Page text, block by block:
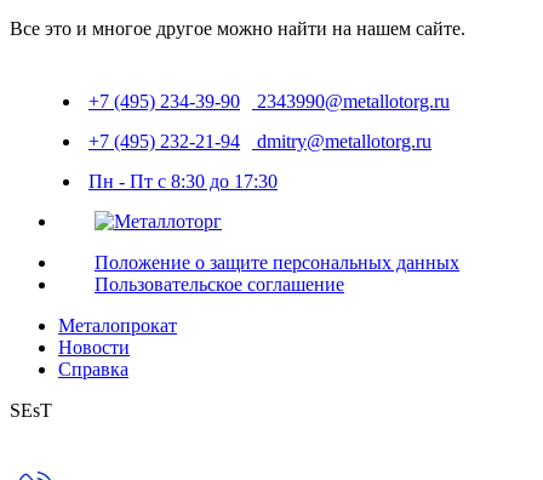
Все это и многое другое можно найти на нашем сайте.
+7 (495) 234-39-90
2343990@metallotorg.ru
+7 (495) 232-21-94
dmitry@metallotorg.ru
Пн - Пт с 8:30 до 17:30
Положение о защите персональных данных
Пользовательское соглашение
Металопрокат
Новости
Справка
SEsT